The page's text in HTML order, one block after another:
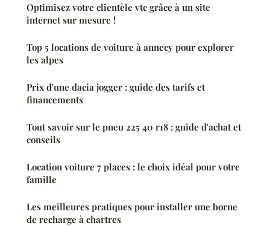
Optimisez votre clientèle vtc grâce à un site
internet sur mesure !
Top 5 locations de voiture à annecy pour explorer
les alpes
Prix d'une dacia jogger : guide des tarifs et
financements
Tout savoir sur le pneu 225 40 r18 : guide d'achat et
conseils
Location voiture 7 places : le choix idéal pour votre
famille
Les meilleures pratiques pour installer une borne
de recharge à chartres